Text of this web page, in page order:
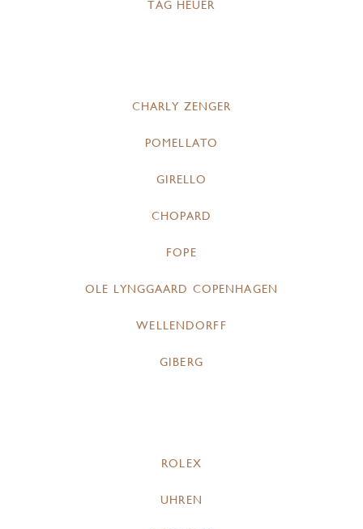
TAG HEUER
CHARLY ZENGER
POMELLATO
GIRELLO
CHOPARD
FOPE
OLE LYNGGAARD COPENHAGEN
WELLENDORFF
GIBERG
ROLEX
UHREN